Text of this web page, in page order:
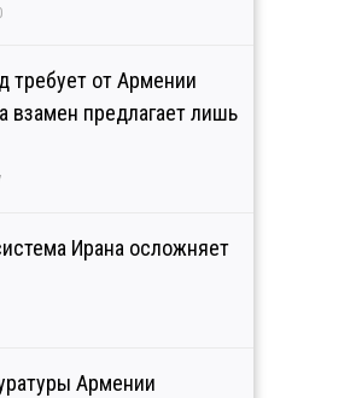
требует от Армении
предлагает лишь
Ирана осложняет
Армении